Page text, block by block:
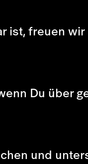
ist, freuen
Du über
und